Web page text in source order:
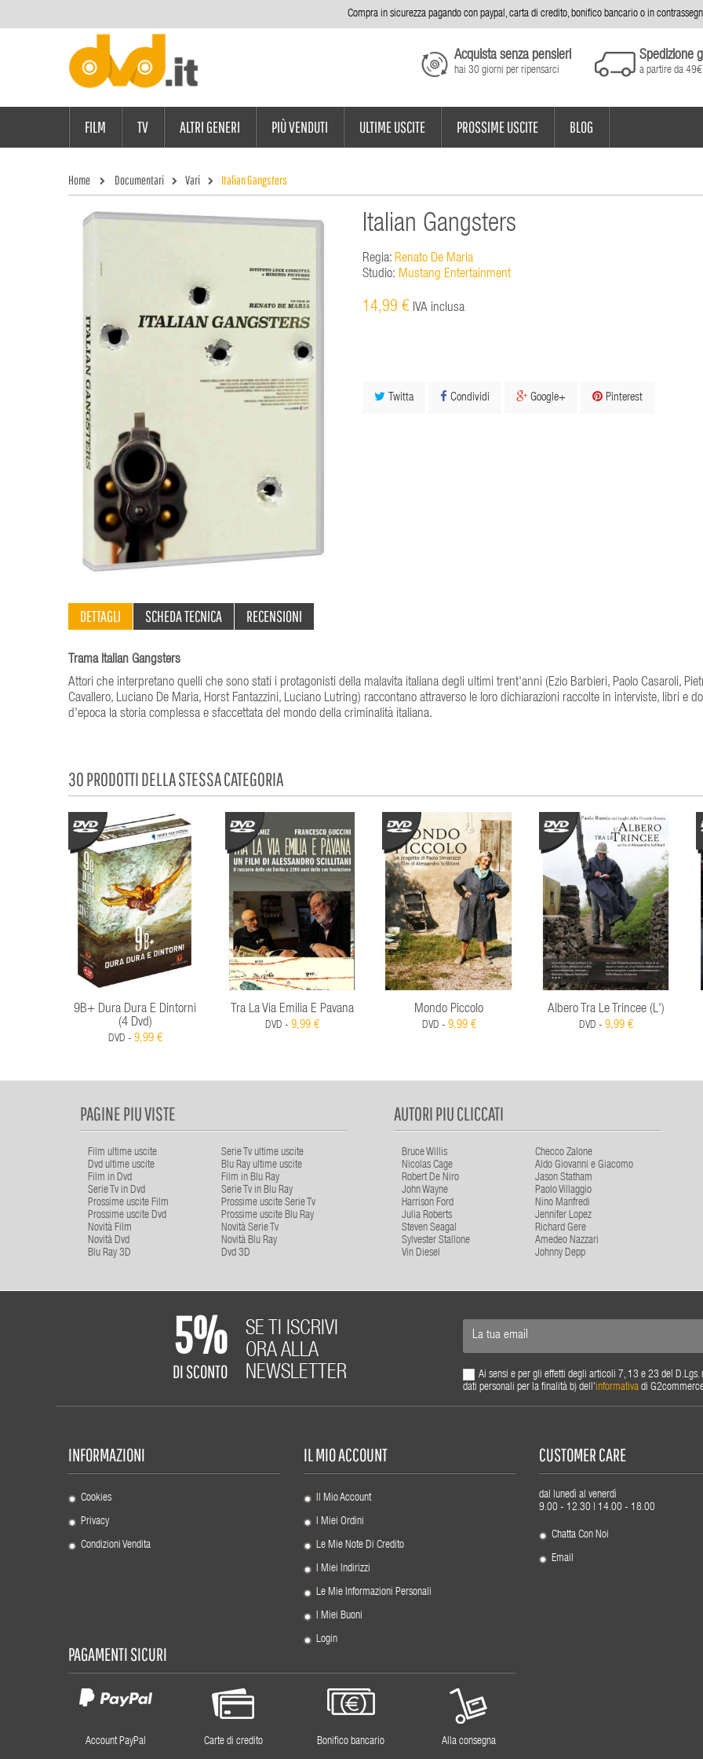
Compra in sicurezza pagando con paypal, carta di credito, bonifico bancario o in
Acquista senza pensieri
hai 30 giorni per ripensarci
Spedizione
a partire da 49€
FILM TV ALTRI GENERI PIÙ VENDUTI ULTIME USCITE PROSSIME USCITE BLOG
Home Documentari Vari Italian Gangsters
Italian Gangsters
Regia: Renato De Maria
Studio: Mustang Entertainment
14,99 € IVA inclusa
Twitta Condividi Google+ Pinterest
DETTAGLI SCHEDA TECNICA RECENSIONI
Trama Italian Gangsters
Attori che interpretano quelli che sono stati i protagonisti della malavita italiana degli ultimi trent'anni (Ezio Barbieri, Paolo Casaroli,
Cavallero, Luciano De Maria, Horst Fantazzini, Luciano Lutring) raccontano attraverso le loro dichiarazioni raccolte in interviste, libri e
d'epoca la storia complessa e sfaccettata del mondo della criminalità italiana.
30 PRODOTTI DELLA STESSA CATEGORIA
9B+ Dura Dura E Dintorni
(4 Dvd)
DVD - 9,99 €
Tra La Via Emilia E Pavana
DVD - 9,99 €
Mondo Piccolo
DVD - 9,99 €
Albero Tra Le Trincee (L')
DVD - 9,99 €
PAGINE PIU VISTE
Film ultime uscite
Serie Tv ultime uscite
Dvd ultime uscite
Blu Ray ultime uscite
Film in Dvd
Film in Blu Ray
Serie Tv in Dvd
Serie Tv in Blu Ray
Prossime uscite Film
Prossime uscite Serie Tv
Prossime uscite Dvd
Prossime uscite Blu Ray
Novità Film
Novità Serie Tv
Novità Dvd
Novità Blu Ray
Blu Ray 3D
Dvd 3D
AUTORI PIU CLICCATI
Bruce Willis
Checco Zalone
Nicolas Cage
Aldo Giovanni e Giacomo
Robert De Niro
Jason Statham
John Wayne
Paolo Villaggio
Harrison Ford
Nino Manfredi
Julia Roberts
Jennifer Lopez
Steven Seagal
Richard Gere
Sylvester Stallone
Amedeo Nazzari
Vin Diesel
Johnny Depp
5%
DI SCONTO
SE TI ISCRIVI
ORA ALLA
NEWSLETTER
Ai sensi e per gli effetti degli articoli 7, 13 e 23 del
dati personali per la finalità b) dell'informativadi
INFORMAZIONI
Cookies
Privacy
Condizioni Vendita
IL MIO ACCOUNT
Il Mio Account
I Miei Ordini
Le Mie Note Di Credito
I Miei Indirizzi
Le Mie Informazioni Personali
I Miei Buoni
Login
CUSTOMER CARE
dal lunedì al venerdì
9.00 - 12.30 | 14.00 - 18.00
Chatta Con Noi
Email
PAGAMENTI SICURI
Account PayPal Carte di credito Bonifico bancario Alla consegna